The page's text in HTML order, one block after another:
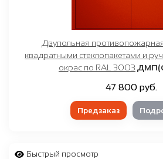
Двупольная
квадратными стеклопакетами и
окрас по RAL 3003
47 800 руб.
Предзаказ
Быстрый просмотр